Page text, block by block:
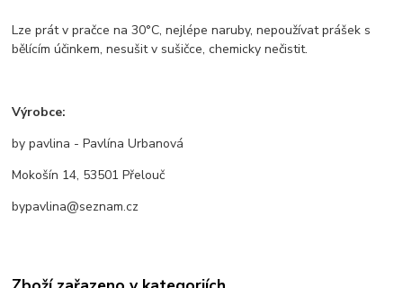
Lze prát v pračce na 30°C, nejlépe naruby, nepoužívat prášek s
bělícím účinkem, nesušit v sušičce, chemicky nečistit.
Výrobce:
by pavlina - Pavlína Urbanová
Mokošín 14, 53501 Přelouč
bypavlina@seznam.cz